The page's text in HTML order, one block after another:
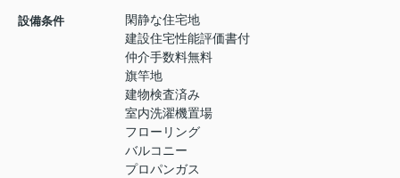
設備条件
閑静な住宅地
建設住宅性能評価書付
仲介手数料無料
旗竿地
建物検査済み
室内洗濯機置場
フローリング
バルコニー
プロパンガス